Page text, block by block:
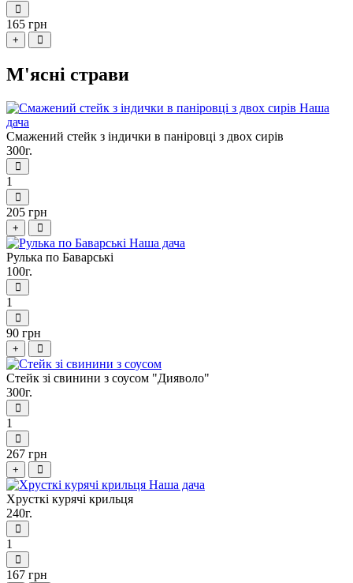
165 грн
+
М'ясні страви
Смажений стейк з індички в паніровці з двох сирів
300г.
1
205 грн
+
Рулька по Баварськi
100г.
1
90 грн
+
Стейк зі свинини з соусом "Дияволо"
300г.
1
267 грн
+
Хрусткі курячі крильця
240г.
1
167 грн